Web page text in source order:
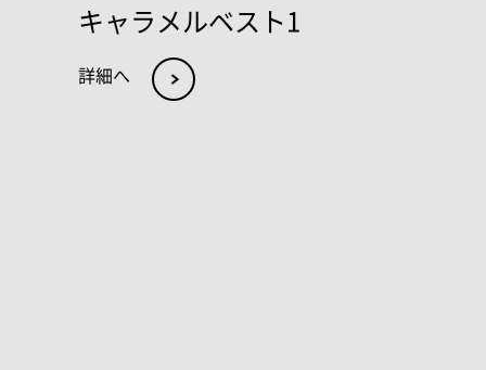
キャラメルベスト1
詳細へ